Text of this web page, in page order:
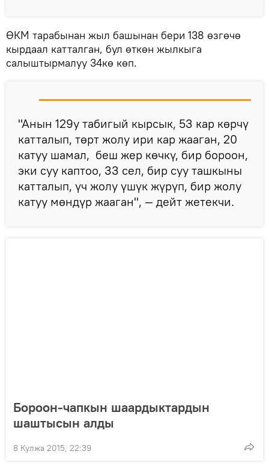
ӨКМ тарабынан жыл башынан бери 138 өзгөчө
кырдаал катталган, бул өткөн жылкыга
салыштырмалуу 34кө көп.
"Анын 129у табигый кырсык, 53 кар көрчү
катталып, төрт жолу ири кар жааган, 20
катуу шамал, беш жер көчкү, бир бороон,
эки суу каптоо, 33 сел, бир суу ташкыны
катталып, үч жолу үшүк жүрүп, бир жолу
катуу мөндүр жааган", — дейт жетекчи.
Бороон-чапкын шаардыктардын
шаштысын алды
8 Кулжа 2015, 22:39